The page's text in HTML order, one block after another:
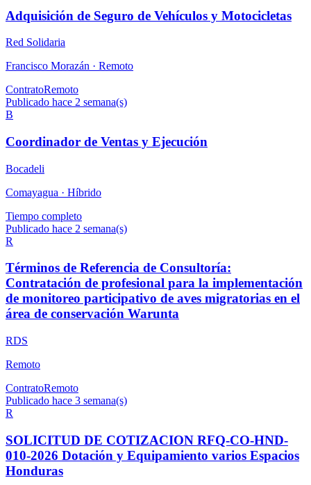
Adquisición de Seguro de Vehículos y Motocicletas
Red Solidaria
Francisco Morazán · Remoto
ContratoRemoto
Publicado hace 2 semana(s)
B
Coordinador de Ventas y Ejecución
Bocadeli
Comayagua · Híbrido
Tiempo completo
Publicado hace 2 semana(s)
R
Términos de Referencia de Consultoría:
Contratación de profesional para la implementación
de monitoreo participativo de aves migratorias en el
área de conservación Warunta
RDS
Remoto
ContratoRemoto
Publicado hace 3 semana(s)
R
SOLICITUD DE COTIZACION RFQ-CO-HND-
010-2026 Dotación y Equipamiento varios Espacios
Honduras